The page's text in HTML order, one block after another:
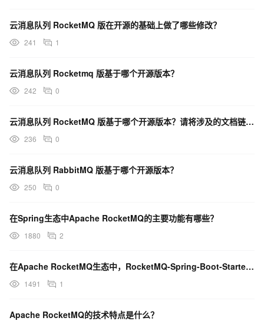
云消息队列 RocketMQ 版在开源的基础上做了哪些修改？
241 1
云消息队列 Rocketmq 版基于哪个开源版本？
242 0
云消息队列 RocketMQ 版基于哪个开源版本？请将涉及的文档链接也一并给出
236 0
云消息队列 RabbitMQ 版基于哪个开源版本？
250 0
在Spring生态中Apache RocketMQ的主要功能有哪些？
1880 2
在Apache RocketMQ生态中，RocketMQ-Spring-Boot-Starter的作
1491 1
Apache RocketMQ的技术特点是什么？